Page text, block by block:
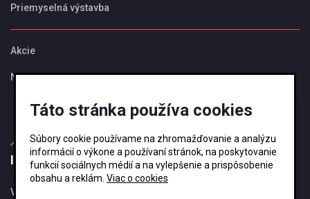
Priemyselná výstavba
Akcie
Novinky
Informácie
Všeobecné obchodné podmienky
Táto stránka používa cookies
Súbory cookie používame na zhromažďovanie a analýzu
informácií o výkone a používaní stránok, na poskytovanie
funkcií sociálnych médií a na vylepšenie a prispôsobenie
obsahu a reklám. Viac o cookies